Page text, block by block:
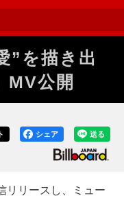
”を描き出
公開
送る
シェア
リースし、ミュー